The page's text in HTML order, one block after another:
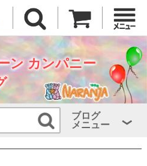
ン カンパニー
ブログ
メニュー